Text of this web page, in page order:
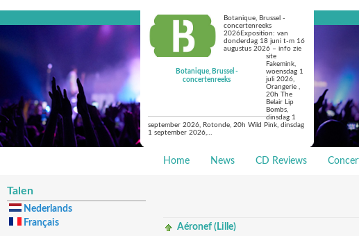
Botanique, Brussel -
concertenreeks
Botanique, Brussel -
concertenreeks
2026Exposition: van
donderdag 18 juni t-m 16
augustus 2026 – info zie
site
Fakemink,
woensdag 1
juli 2026,
Orangerie ,
20h The
Belair Lip
Bombs,
dinsdag 1
september 2026, Rotonde, 20h Wild Pink, dinsdag
1 september 2026,…
Home News CD Reviews
Talen
Nederlands
Français
Aéronef (Lille)